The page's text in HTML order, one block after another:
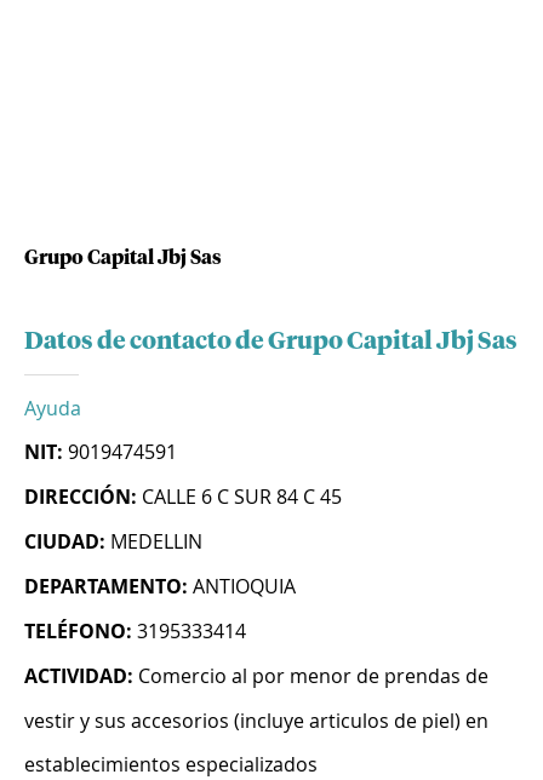
Grupo Capital Jbj Sas
Datos de contacto de Grupo Capital Jbj Sas
Ayuda
NIT: 9019474591
DIRECCIÓN: CALLE 6 C SUR 84 C 45
CIUDAD: MEDELLIN
DEPARTAMENTO: ANTIOQUIA
TELÉFONO: 3195333414
ACTIVIDAD: Comercio al por menor de prendas de
vestir y sus accesorios (incluye articulos de piel) en
establecimientos especializados